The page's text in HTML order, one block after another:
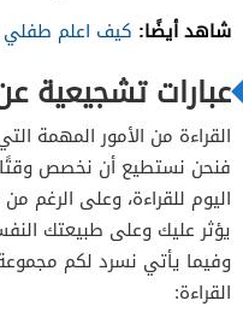
شاهد أيضًا: كيف اعلم طفلي
عبارات تشجيعية
القراءة من الأمور المهمة
فنحن نستطيع أن نخصص
اليوم للقراءة، وعلى الرغم
يؤثر عليك وعلى طبيعتك
وفيما يأتي نسرد لكم
القراءة: